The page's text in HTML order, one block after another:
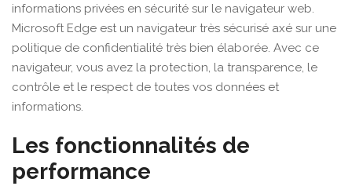
informations privées en sécurité sur le navigateur web.
Microsoft Edge est un navigateur très sécurisé axé sur une
politique de confidentialité très bien élaborée. Avec ce
navigateur, vous avez la protection, la transparence, le
contrôle et le respect de toutes vos données et
informations.
Les fonctionnalités de
performance